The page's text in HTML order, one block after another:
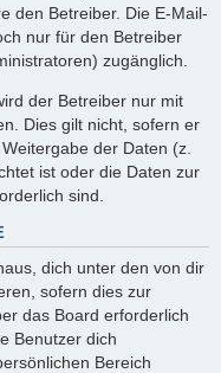
den Betreiber. Die E-Mail-
nur für den Betreiber
zugänglich.
der Betreiber nur mit
Dies gilt nicht, sofern er
der Daten (z.
ist oder die Daten zur
sind.
dich unter den von dir
sofern dies zur
das Board erforderlich
Benutzer dich
Bereich